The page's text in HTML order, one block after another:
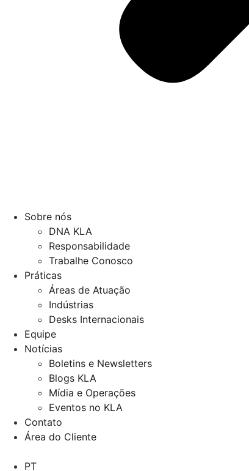
Sobre nós
DNA KLA
Responsabilidade
Trabalhe Conosco
Práticas
Áreas de Atuação
Indústrias
Desks Internacionais
Equipe
Notícias
Boletins e Newsletters
Blogs KLA
Mídia e Operações
Eventos no KLA
Contato
Área do Cliente
PT